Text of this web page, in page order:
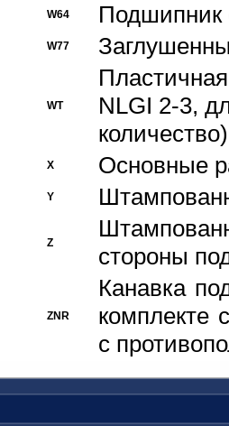
W64 Подшипник
W77
WT
NLGI 2-3,
количество)
X Основные
Y
Z
стороны
ZNR
Канавка
комплекте
с